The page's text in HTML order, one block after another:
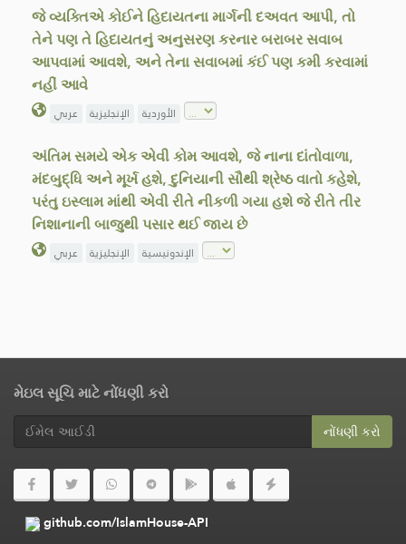
જે વ્યક્તિએ કોઈને હિદાયતના માર્ગની દઅવત આપી, તો
તેને પણ તે હિદાયતનું અનુસરણ કરનાર બરાબર સવાબ
આપવામાં આવશે, અને તેના સવાબમાં કંઈ પણ કમી કરવામાં
નહીં આવે
عربي الإنجليزية الأوردية
અંતિમ સમયે એક એવી કોમ આવશે, જે નાના દાંતોવાળા,
મંદબુદ્ધિ અને મૂર્ખ હશે, દુનિયાની સૌથી શ્રેષ્ઠ વાતો કહેશે,
પરંતુ ઇસ્લામ માંથી એવી રીતે નીકળી ગયા હશે જે રીતે તીર
નિશાનાની બાજુથી પસાર થઈ જાય છે
عربي الإنجليزية الإندونيسية
મેઇલ સૂચિ માટે નોંધણી કરો
નોંધણી કરો
github.com/IslamHouse-API